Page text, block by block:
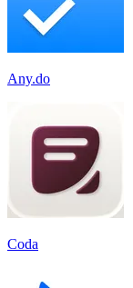
Any.do
Coda